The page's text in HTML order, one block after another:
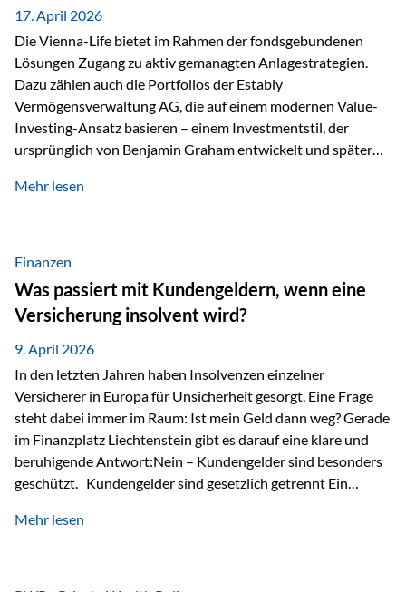
17. April 2026
Die Vienna-Life bietet im Rahmen der fondsgebundenen
Lösungen Zugang zu aktiv gemanagten Anlagestrategien.
Dazu zählen auch die Portfolios der Estably
Vermögensverwaltung AG, die auf einem modernen Value-
Investing-Ansatz basieren – einem Investmentstil, der
ursprünglich von Benjamin Graham entwickelt und später
Modernes Value Investing als Grundlage Der
Fokus stehen Unternehmen, deren Börsenkurs unter ihrem
inneren Wert liegt. Neben klassischen
Bewertungskennzahlen werden auch qualitative Faktoren
wie Geschäftsmodell, Wettbewerbsvorteile und
Managementqualität…
Mehr lesen
Finanzen
Was passiert mit Kundengeldern, wenn eine
Versicherung insolvent wird?
9. April 2026
In den letzten Jahren haben Insolvenzen einzelner
Versicherer in Europa für Unsicherheit gesorgt. Eine Frage
steht dabei immer im Raum: Ist mein Geld dann weg? Gerade
im Finanzplatz Liechtenstein gibt es darauf eine klare und
beruhigende Antwort:Nein – Kundengelder sind besonders
geschützt. Kundengelder sind gesetzlich getrennt Ein
sogenannte Sondermasse. Das bedeutet:Die
Mehr lesen